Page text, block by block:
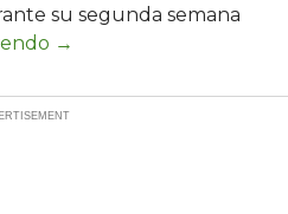
su segunda semana